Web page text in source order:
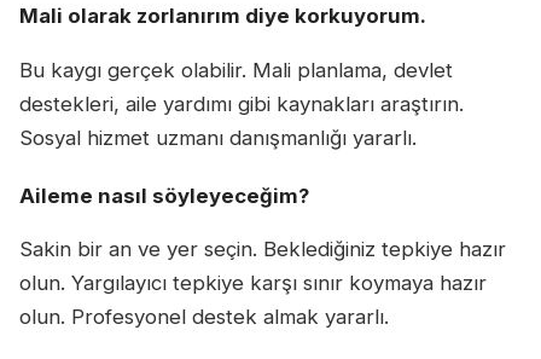
Mali olarak zorlanırım diye korkuyorum.
Bu kaygı gerçek olabilir. Mali planlama, devlet
destekleri, aile yardımı gibi kaynakları araştırın.
Sosyal hizmet uzmanı danışmanlığı yararlı.
Aileme nasıl söyleyeceğim?
Sakin bir an ve yer seçin. Beklediğiniz tepkiye hazır
olun. Yargılayıcı tepkiye karşı sınır koymaya hazır
olun. Profesyonel destek almak yararlı.